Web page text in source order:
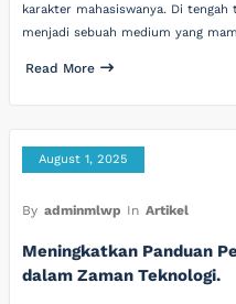
karakter mahasiswanya. Di
menjadi sebuah medium yang
Read More
August 1, 2025
By adminmlwp In Artikel
Meningkatkan Panduan
dalam Zaman Teknologi.